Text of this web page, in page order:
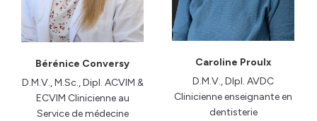
Bérénice Conversy
D.M.V., M.Sc., Dipl. ACVIM &
ECVIM Clinicienne au
Service de médecine
Caroline Proulx
D.M.V., DIpl. AVDC
Clinicienne enseignante en
dentisterie